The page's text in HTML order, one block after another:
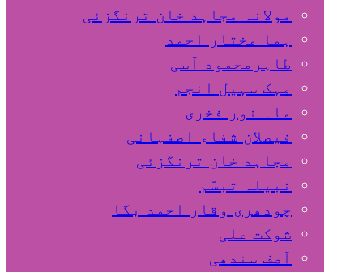
مولانہ مجاہد خان ترنگزئی
ہما مختار احمد
طاہرمحمود آسی
مہک سہیل انجم
ماہ نور فخری
فیصلان شفاء اصفہانی
مجاہد خان ترنگزئی
نبیلہ تبسّم
چودھری وقار احمد بگا
شوکت علی
آصف سندھی